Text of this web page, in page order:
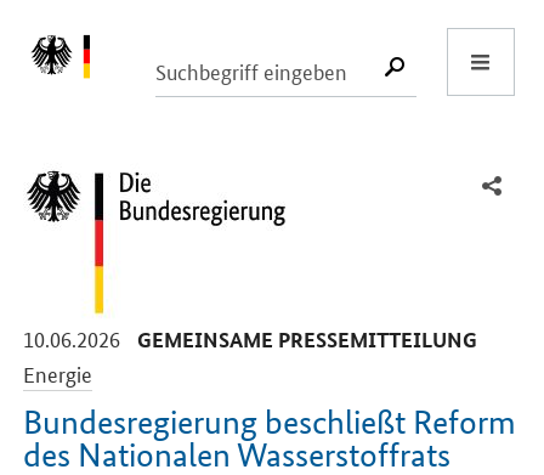
SUCHE
10.06.2026 -
GEMEINSAME PRESSEMITTEILUNG
Energie
Bundesregierung beschließt Reform
des Nationalen Wasserstoffrats